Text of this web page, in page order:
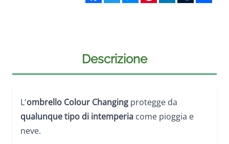
Descrizione
L'ombrello Colour Changing protegge da
qualunque tipo di intemperia come pioggia e
neve.